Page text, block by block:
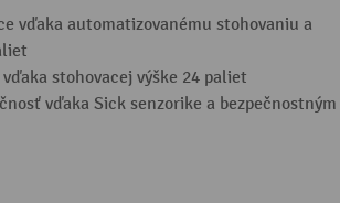
vďaka automatizovanému stohovaniu a
stohovacej výške 24 paliet
vďaka Sick senzorike a bezpečnostným